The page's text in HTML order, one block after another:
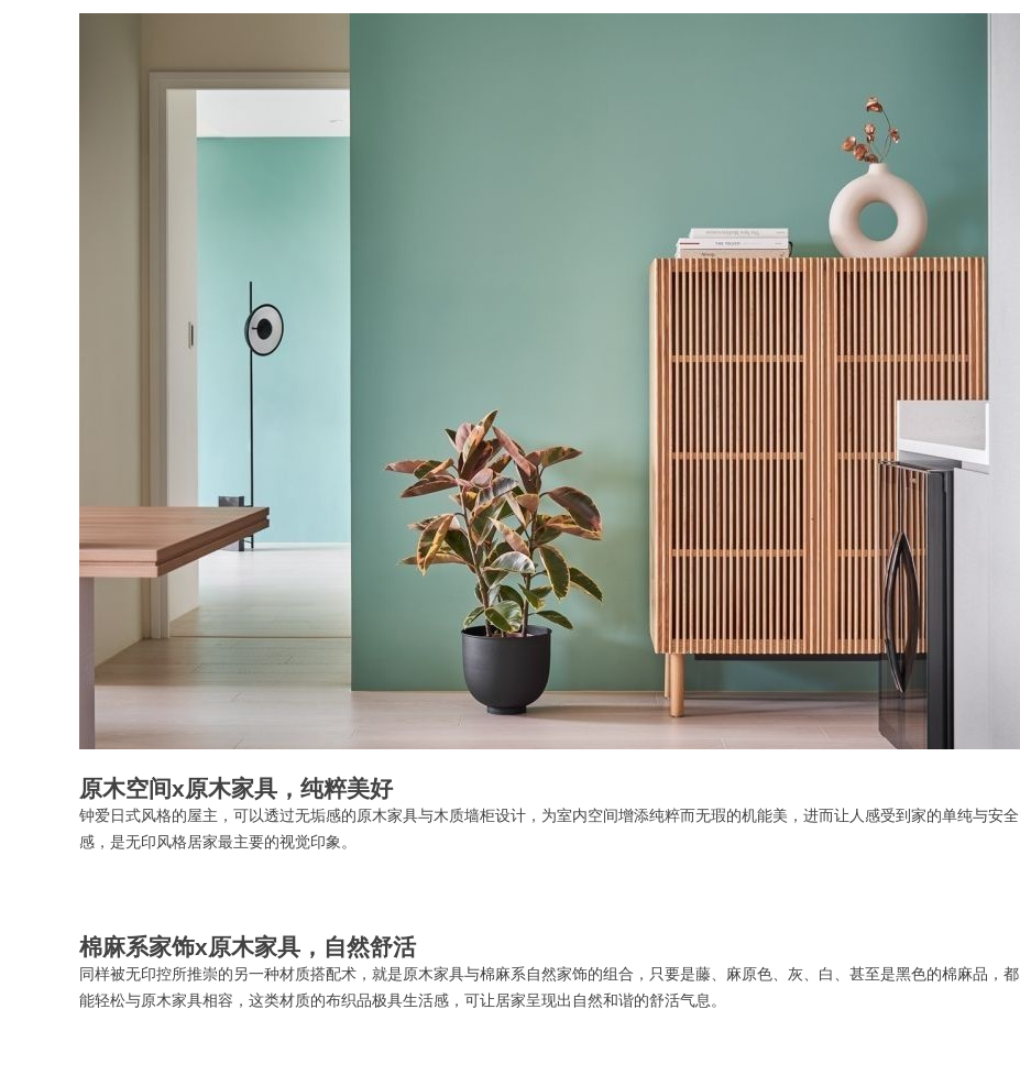
原木空间x原木家具，纯粹美好
钟爱日式风格的屋主，可以透过无垢感的原木家具与木质墙柜设计，为室内空间增添纯粹而无瑕的机能美，进而让人感受到家的单纯与安全
感，是无印风格居家最主要的视觉印象。
棉麻系家饰x原木家具，自然舒活
同样被无印控所推崇的另一种材质搭配术，就是原木家具与棉麻系自然家饰的组合，只要是藤、麻原色、灰、白、甚至是黑色的棉麻品，都
能轻松与原木家具相容，这类材质的布织品极具生活感，可让居家呈现出自然和谐的舒活气息。